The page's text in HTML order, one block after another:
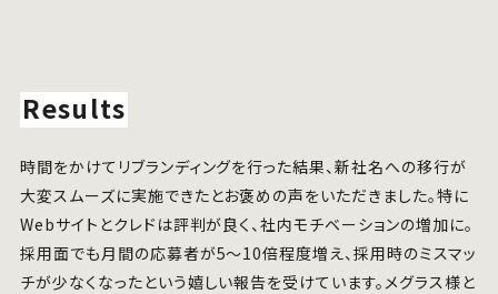
Results
時間をかけてリブランディングを行った結果、新社名への移行が
大変スムーズに実施できたとお褒めの声をいただきました。特に
Webサイトとクレドは評判が良く、社内モチベーションの増加に。
採用面でも月間の応募者が5～10倍程度増え、採用時のミスマッ
チが少なくなったという嬉しい報告を受けています。メグラス様と